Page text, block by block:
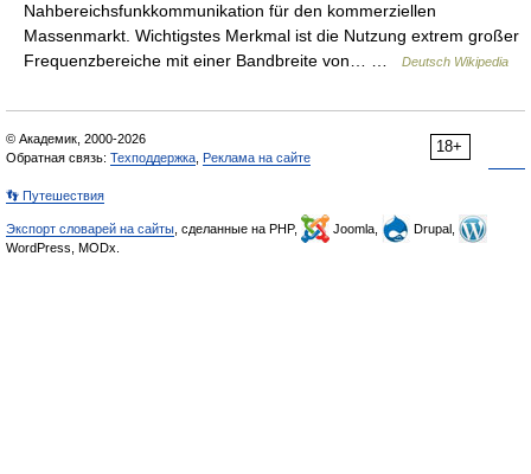
Nahbereichsfunkkommunikation für den kommerziellen
Massenmarkt. Wichtigstes Merkmal ist die Nutzung extrem großer
Frequenzbereiche mit einer Bandbreite von… …
Deutsch Wikipedia
18+
© Академик, 2000-2026
Обратная связь: Техподдержка Реклама на сайте
👣 Путешествия
Экспорт словарей на сайты , сделанные на PHP, Joomla,
Drupal,
WordPress, MODx.